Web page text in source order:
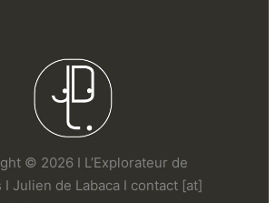
© 2026 I L’Explorateur de
Julien de Labaca I contact [at]